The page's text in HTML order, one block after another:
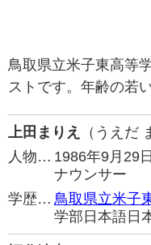
鳥取県立米子東高等
ストです。年齢の若
上田まりえ
（うえだ
人物… 1986年9月29
ナウンサー
学歴… 鳥取県立米子
学部日本語日